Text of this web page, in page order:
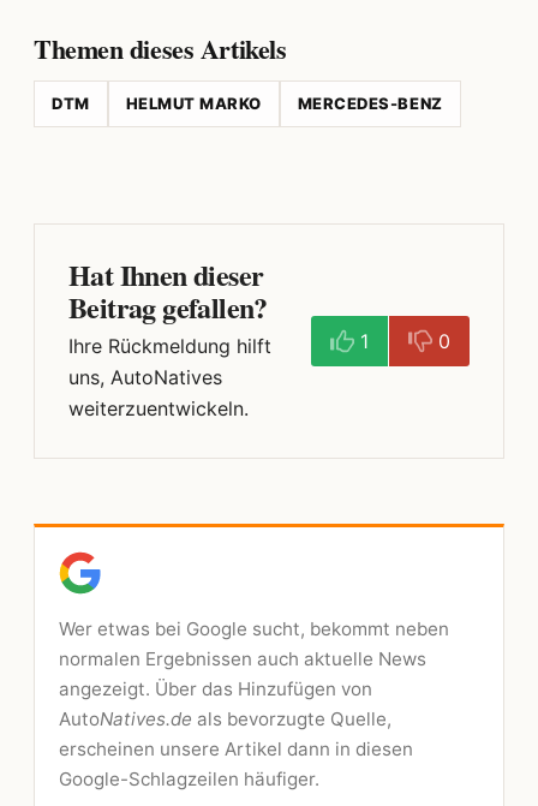
Themen dieses Artikels
DTM HELMUT MARKO MERCEDES-BENZ
Hat Ihnen dieser
Beitrag gefallen?
Ihre Rückmeldung hilft
uns, AutoNatives
weiterzuentwickeln.
1 0
Wer etwas bei Google sucht, bekommt neben
normalen Ergebnissen auch aktuelle News
angezeigt. Über das Hinzufügen von
AutoNatives.de als bevorzugte Quelle,
erscheinen unsere Artikel dann in diesen
Google-Schlagzeilen häufiger.